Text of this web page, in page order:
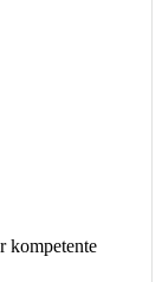
kompetente